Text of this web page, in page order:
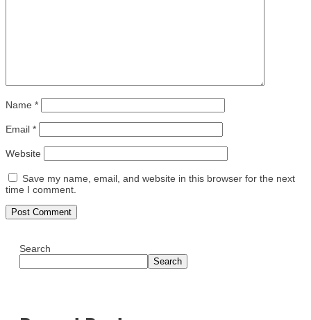
Name *
Email *
Website
Save my name, email, and website in this browser for the next
time I comment.
Search
Search